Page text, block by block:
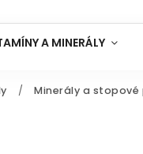
A MINERÁLY
/ Minerály a stopové